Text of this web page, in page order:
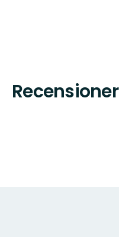
Recensioner